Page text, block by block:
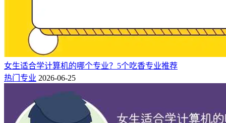
（图：外企德州仪器工作环境）
一、仪器类专业，完美适配理科女生的3
当下热门赛道各有难以回避的痛点：计算机报考人数饱和，常
女生适合学计算机的哪个专业？5个吃香专业推荐
热门专业 2026-06-25